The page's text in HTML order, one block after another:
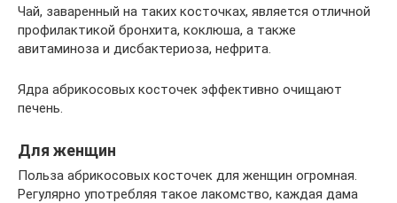
Чай, заваренный на таких косточках, является отличной
профилактикой бронхита, коклюша, а также
авитаминоза и дисбактериоза, нефрита.
Ядра абрикосовых косточек эффективно очищают
печень.
Для женщин
Польза абрикосовых косточек для женщин огромная.
Регулярно употребляя такое лакомство, каждая дама